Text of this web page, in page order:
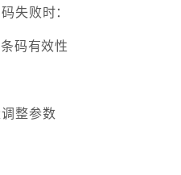
失败时：
码有效性
整参数